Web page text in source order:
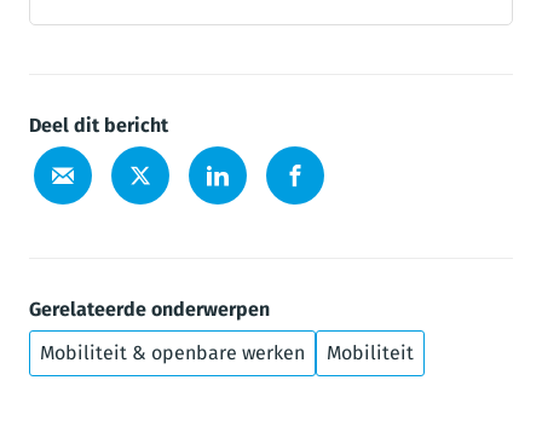
Deel dit bericht
Gerelateerde onderwerpen
Mobiliteit & openbare werken
Mobiliteit